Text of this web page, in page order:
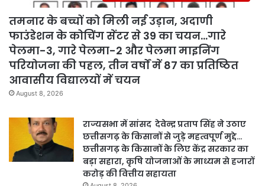
तमनार के बच्चों को मिली नई उड़ान, अदाणी
फाउंडेशन के कोचिंग सेंटर से 39 का चयन…गारे
पेलमा-3, गारे पेलमा-2 और पेलमा माइनिंग
परियोजना की पहल, तीन वर्षों में 87 का प्रतिष्ठित
आवासीय विद्यालयों में चयन
August 8, 2026
राज्यसभा में सांसद देवेन्द्र प्रताप सिंह ने उठाए
छत्तीसगढ़ के किसानों से जुड़े महत्वपूर्ण मुद्दे…
छत्तीसगढ़ के किसानों के लिए केंद्र सरकार का
बड़ा सहारा, कृषि योजनाओं के माध्यम से हजारों
करोड़ की वित्तीय सहायता